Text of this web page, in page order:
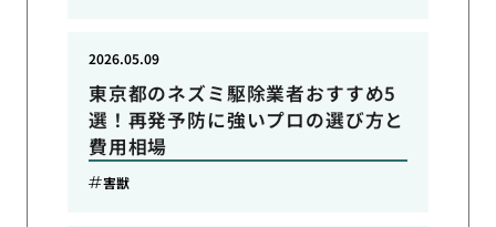
東京都のネズミ駆除業者おすすめ5
選！再発予防に強いプロの選び方と
費用相場
2026.05.09
害獣